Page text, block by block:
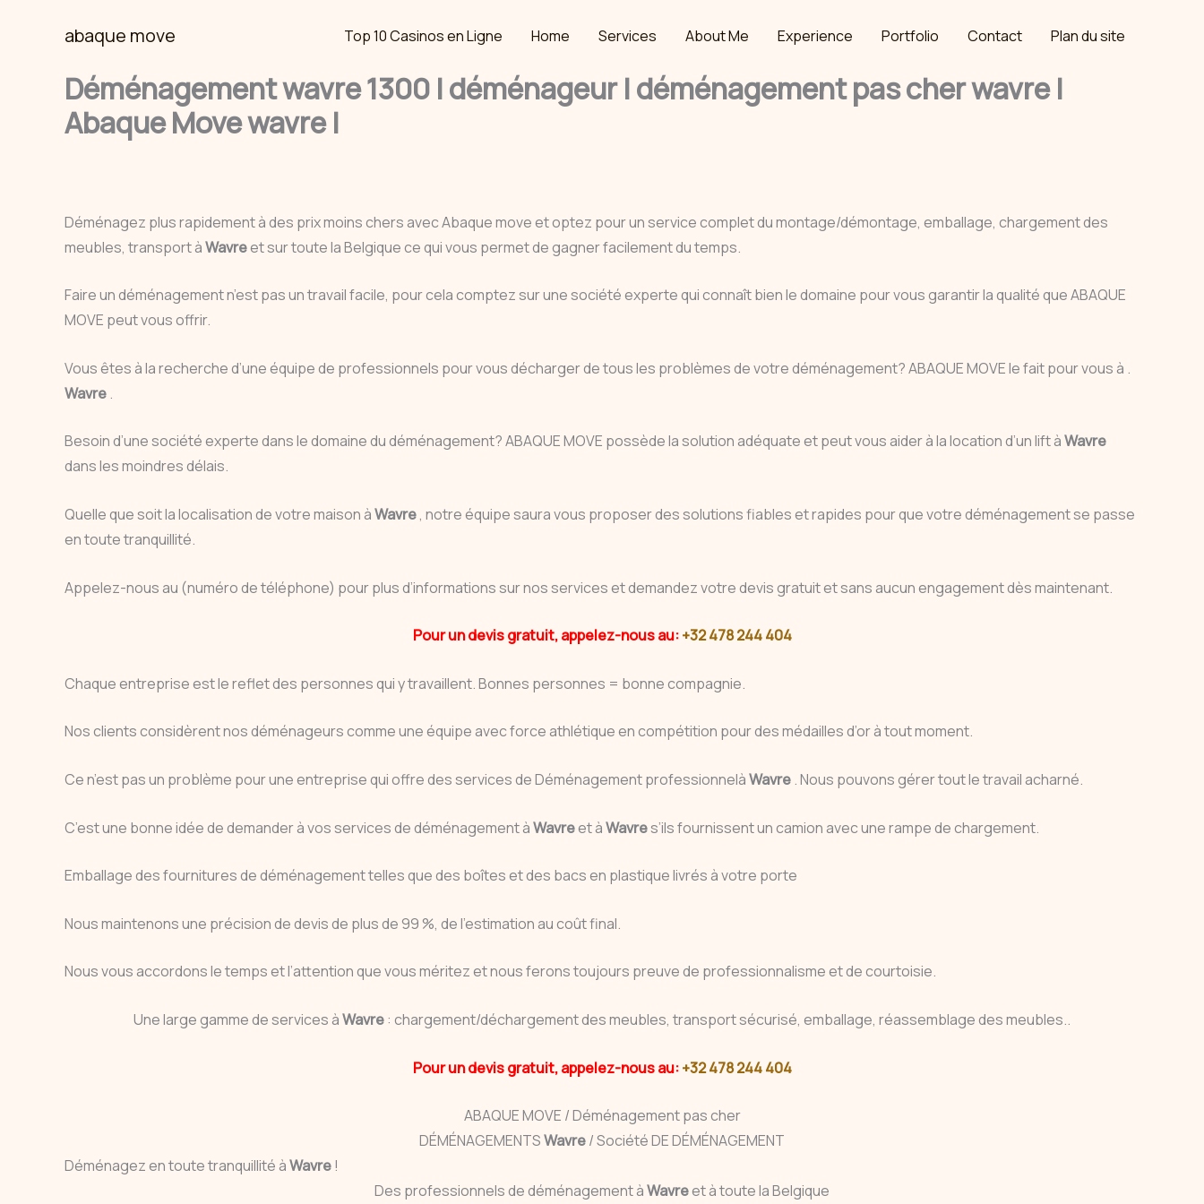
abaque move Top 10 Casinos en Ligne Home Services About Me Experience Portfolio Contact Plan du site
Déménagement wavre 1300 | déménageur | déménagement pas cher wavre |
Abaque Move wavre |
Déménagez plus rapidement à des prix moins chers avec Abaque move et optez pour un service complet du montage/démontage, emballage, chargement des
meubles, transport àWavreet sur toute la Belgique ce qui vous permet de gagner facilement du temps.
Faire un déménagement n’est pas un travail facile, pour cela comptez sur une société experte qui connaît bien le domaine pour vous garantir la qualité que ABAQUE
MOVE peut vous offrir.
Vous êtes à la recherche d’une équipe de professionnels pour vous décharger de tous les problèmes de votre déménagement? ABAQUE MOVE le fait pour vous à .
Wavre.
Besoin d’une société experte dans le domaine du déménagement? ABAQUE MOVE possède la solution adéquate et peut vous aider à la location d’un lift àWavre
dans les moindres délais.
Quelle que soit la localisation de votre maison àWavre, notre équipe saura vous proposer des solutions fiables et rapides pour que votre déménagement se passe
en toute tranquillité.
Appelez-nous au (numéro de téléphone) pour plus d’informations sur nos services et demandez votre devis gratuit et sans aucun engagement dès maintenant.
Pour un devis gratuit, appelez-nous au:+32 478 244 404
Chaque entreprise est le reflet des personnes qui y travaillent. Bonnes personnes = bonne compagnie.
Nos clients considèrent nos déménageurs comme une équipe avec force athlétique en compétition pour des médailles d’or à tout moment.
Ce n’est pas un problème pour une entreprise qui offre des services de Déménagement professionnelàWavre. Nous pouvons gérer tout le travail acharné.
C’est une bonne idée de demander à vos services de déménagement àWavreet àWavres’ils fournissent un camion avec une rampe de chargement.
Emballage des fournitures de déménagement telles que des boîtes et des bacs en plastique livrés à votre porte
Nous maintenons une précision de devis de plus de 99 %, de l’estimation au coût final.
Nous vous accordons le temps et l’attention que vous méritez et nous ferons toujours preuve de professionnalisme et de courtoisie.
Une large gamme de services àWavre: chargement/déchargement des meubles, transport sécurisé, emballage, réassemblage des meubles..
Pour un devis gratuit, appelez-nous au:+32 478 244 404
ABAQUE MOVE / Déménagement pas cher
DÉMÉNAGEMENTSWavre/ Société DE DÉMÉNAGEMENT
Déménagez en toute tranquillité àWavre!
Des professionnels de déménagement àWavreet à toute la Belgique